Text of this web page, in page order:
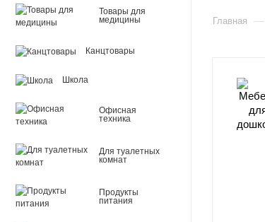
Товары для
медицины
Канцтовары
Школа
Офисная
техника
Для туалетных
комнат
Продукты
питания
Главная —